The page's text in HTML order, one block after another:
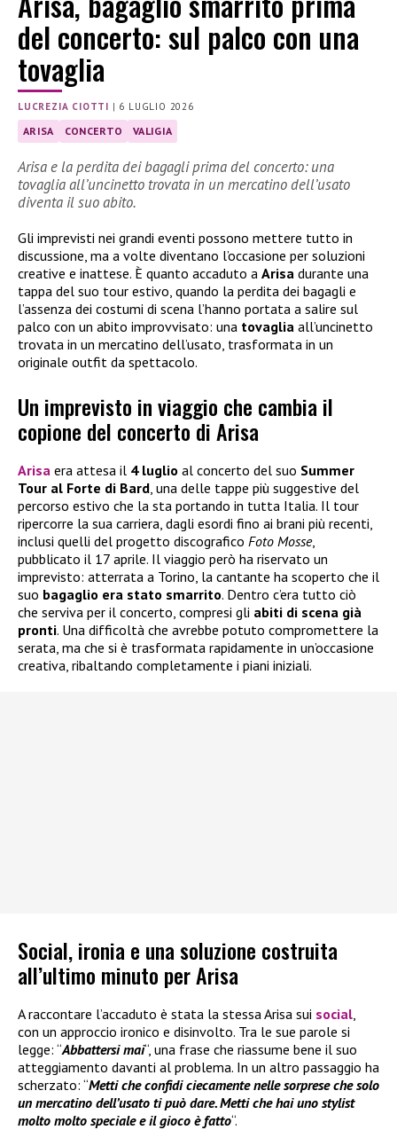
del concerto: sul palco con una
tovaglia
LUCREZIA CIOTTI | 6 LUGLIO 2026
ARISA CONCERTO VALIGIA
Arisa e la perdita dei bagagli prima del concerto: una
tovaglia all’uncinetto trovata in un mercatino dell’usato
diventa il suo abito.
Gli imprevisti nei grandi eventi possono mettere tutto in
discussione, ma a volte diventano l’occasione per soluzioni
creative e inattese. È quanto accaduto a Arisa durante una
tappa del suo tour estivo, quando la perdita dei bagagli e
l’assenza dei costumi di scena l’hanno portata a salire sul
palco con un abito improvvisato: una tovaglia all’uncinetto
trovata in un mercatino dell’usato, trasformata in un
originale outfit da spettacolo.
Un imprevisto in viaggio che cambia il
copione del concerto di Arisa
Arisa era attesa il 4 luglio al concerto del suo Summer
Tour al Forte di Bard, una delle tappe più suggestive del
percorso estivo che la sta portando in tutta Italia. Il tour
ripercorre la sua carriera, dagli esordi fino ai brani più recenti,
inclusi quelli del progetto discografico Foto Mosse,
pubblicato il 17 aprile. Il viaggio però ha riservato un
imprevisto: atterrata a Torino, la cantante ha scoperto che il
suo bagaglio era stato smarrito. Dentro c’era tutto ciò
che serviva per il concerto, compresi gli abiti di scena già
pronti. Una difficoltà che avrebbe potuto compromettere la
serata, ma che si è trasformata rapidamente in un’occasione
creativa, ribaltando completamente i piani iniziali.
Social, ironia e una soluzione costruita
all’ultimo minuto per Arisa
A raccontare l’accaduto è stata la stessa Arisa sui social
con un approccio ironico e disinvolto. Tra le sue parole si
legge: “Abbattersi mai“, una frase che riassume bene il suo
atteggiamento davanti al problema. In un altro passaggio ha
scherzato: “Metti che confidi ciecamente nelle sorprese che solo
un mercatino dell’usato ti può dare. Metti che hai uno stylist
molto molto speciale e il gioco è fatto“.